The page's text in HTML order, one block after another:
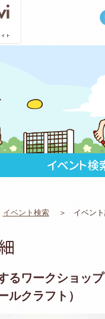
イベント検
イベント検索 イベン
るワークショッ
ルクラフト）